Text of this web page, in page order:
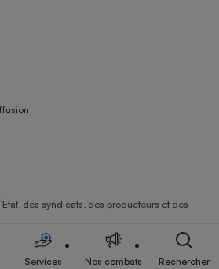
des syndicats, des producteurs et des
Services Nos combats Rechercher